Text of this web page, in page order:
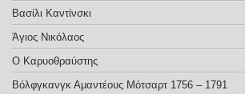
Βασίλι Καντίνσκι
Άγιος Νικόλαος
Ο Καρυοθραύστης
Βόλφγκανγκ Αμαντέους Μότσαρτ 1756 – 1791